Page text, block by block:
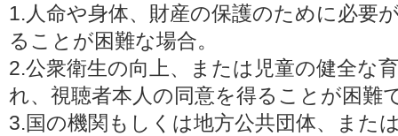
1.人命や身体、財産の保護のために必要
ることが困難な場合。
2.公衆衛生の向上、または児童の健全な
れ、視聴者本人の同意を得ることが困難
3.国の機関もしくは地方公共団体、また